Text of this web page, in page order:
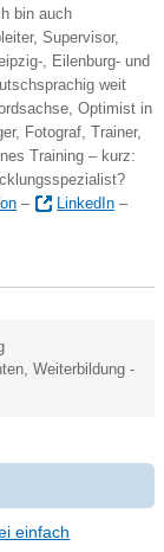
bin auch
Supervisor,
, Eilenburg- und
weit
Optimist in
Fotograf, Trainer,
Training – kurz:
– LinkedIn –
,Weiterbildung -
einfach